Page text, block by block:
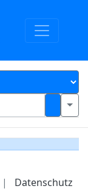
| Datenschutz